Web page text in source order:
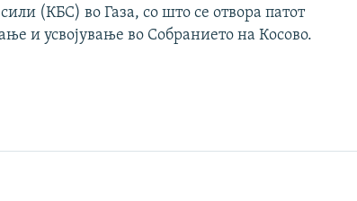
(КБС) во Газа, со што се отвора патот
и усвојување во Собранието на Косово.